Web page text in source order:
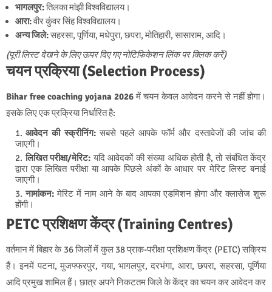
भागलपुर:तिलका मांझी विश्वविद्यालय।
आरा:वीर कुंवर सिंह विश्वविद्यालय।
अन्य जिले:सहरसा, पूर्णिया, मधेपुरा, छपरा, मोतिहारी, सासाराम, आदि।
(पूरी लिस्ट देखने के लिए ऊपर दिए गए नोटिफिकेशन लिंक पर क्लिक करें)
चयन प्रक्रिया (Selection Process)
Bihar free coaching yojana 2026में चयन केवल आवेदन करने से नहीं होगा।
इसके लिए एक प्रक्रिया निर्धारित है:
आवेदन की स्क्रीनिंग:सबसे पहले आपके फॉर्म और दस्तावेजों की जांच की
जाएगी।
लिखित परीक्षा/मेरिट: यदि आवेदकों की संख्या अधिक होती है, तो संबंधित केंद्र
द्वारा एक लिखित परीक्षा या आपके पिछले अंकों के आधार पर मेरिट लिस्ट बनाई
जाएगी।
नामांकन: मेरिट में नाम आने के बाद आपका एडमिशन होगा और क्लासेज शुरू
होंगी।
PETC प्रशिक्षण केंद्र (Training Centres)
वर्तमान में बिहार के 36 जिलों में कुल 38 प्राक-परीक्षा प्रशिक्षण केंद्र (PETC) सक्रिय
हैं। इनमें पटना, मुजफ्फरपुर, गया, भागलपुर, दरभंगा, आरा, छपरा, सहरसा, पूर्णिया
आदि प्रमुख शामिल हैं। छात्र अपने निकटतम जिले के केंद्र का चयन कर आवेदन कर